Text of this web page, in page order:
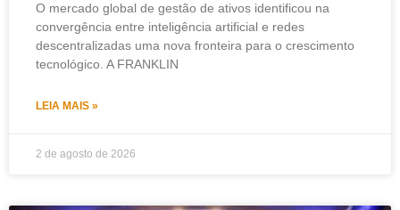
O mercado global de gestão de ativos identificou na
convergência entre inteligência artificial e redes
descentralizadas uma nova fronteira para o crescimento
tecnológico. A FRANKLIN
LEIA MAIS »
2 de agosto de 2026